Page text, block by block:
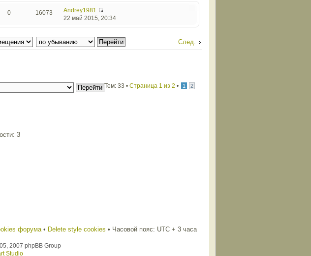
0 16073
Andrey1981
22 май 2015, 20:34
След.
Тем: 33 • Страница 1 из 2 • 1 2
3
форума• Delete style cookies • Часовой пояс: UTC + 3 часа
2007 phpBB Group
Studio